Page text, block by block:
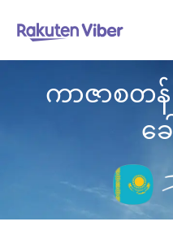
ကာဇာစတန်
ခ